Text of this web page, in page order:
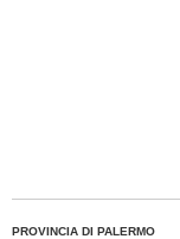
PROVINCIA DI PALERMO